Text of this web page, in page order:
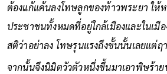
ต้องแก้แค้นลงโทษลูกของท้าวพระยา ให้
ประชาชนทั้งหมดที่อยู่ใกล้เมืองและในเมื
สติว่าอย่าลง โทษรุนแรงถึงขั้นนั้นเลยแต่
จากนั้นจึงนิมิตวัวตัวหนึ่งขึ้นมาเอาพิษร้าย